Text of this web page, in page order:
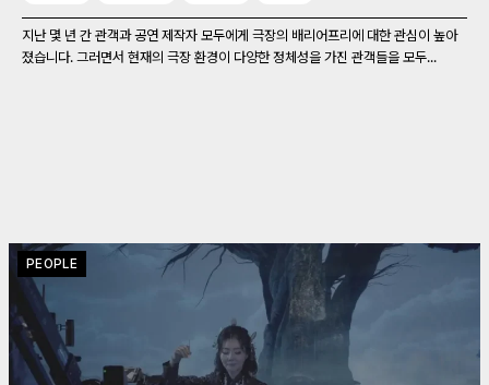
지난 몇 년 간 관객과 공연 제작자 모두에게 극장의 배리어프리에 대한 관심이 높아
졌습니다. 그러면서 현재의 극장 환경이 다양한 정체성을 가진 관객들을 모두...
PEOPLE